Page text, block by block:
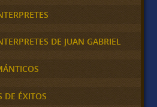
DE JUAN GABRIEL
DE ÉXITOS